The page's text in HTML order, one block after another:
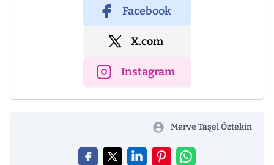
Facebook
X.com
Instagram
Merve Taşel Öztekin